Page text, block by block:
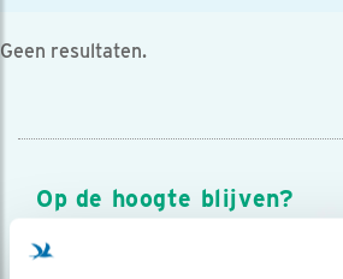
Geen resultaten.
Op de hoogte blijven?
Meld je aan en ontvang nieuws,
over vogels en activiteiten van